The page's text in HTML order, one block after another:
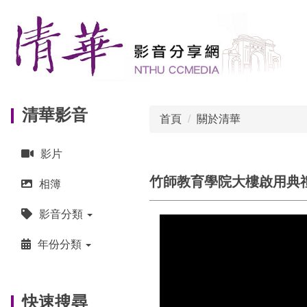
主
要
區
清華影音
影片
相簿
影音分類
年份分類
快速搜尋
首頁 關於清華
竹師教育學院大樓啟用典